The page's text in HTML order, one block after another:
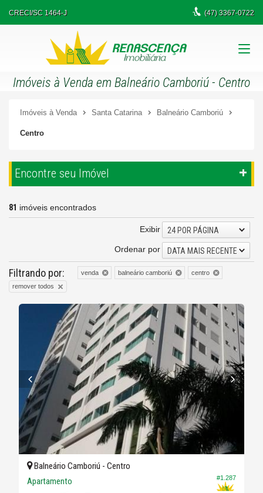
CRECI/SC 1464-J (47)3367-0722
Imóveis à Venda em Balneário Camboriú - Centro
Imóveis à Venda Santa Catarina Balneário Camboriú
Centro
Encontre seu Imóvel
81 imóveis encontrados
Exibir
24 POR PÁGINA
Ordenar por
DATA MAIS RECENTE
Filtrando por: venda balneário camboriú
centro
remover todos
#1.287
Balneário Camboriú - Centro
Apartamento